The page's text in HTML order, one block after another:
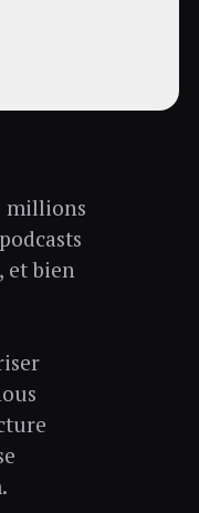
millions
et bien